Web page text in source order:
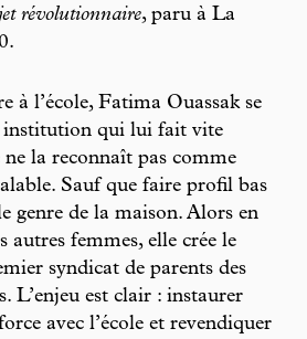
révolutionnaire, paru à La
à l’école, Fatima Ouassak se
institution qui lui fait vite
ne la reconnaît pas comme
Sauf que faire profil bas
genre de la maison. Alors en
autres femmes, elle crée le
syndicat de parents des
L’enjeu est clair : instaurer
avec l’école et revendiquer